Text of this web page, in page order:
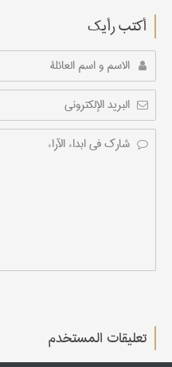
أکتب رأیك
تعليقات المستخدم